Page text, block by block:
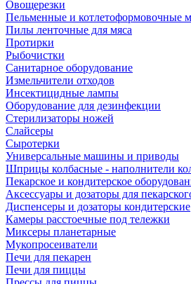
Овощерезки
Пельменные и котлетоформовочные
Пилы ленточные для мяса
Протирки
Рыбочистки
Санитарное оборудование
Измельчители отходов
Инсектицидные лампы
Оборудование для дезинфекции
Стерилизаторы ножей
Слайсеры
Сыротерки
Универсальные машины и приводы
Шприцы колбасные - наполнители
Пекарское и кондитерское
Аксессуары и дозаторы для
Диспенсеры и дозаторы кондитерские
Камеры расстоечные под тележки
Миксеры планетарные
Мукопросеиватели
Печи для пекарен
Печи для пиццы